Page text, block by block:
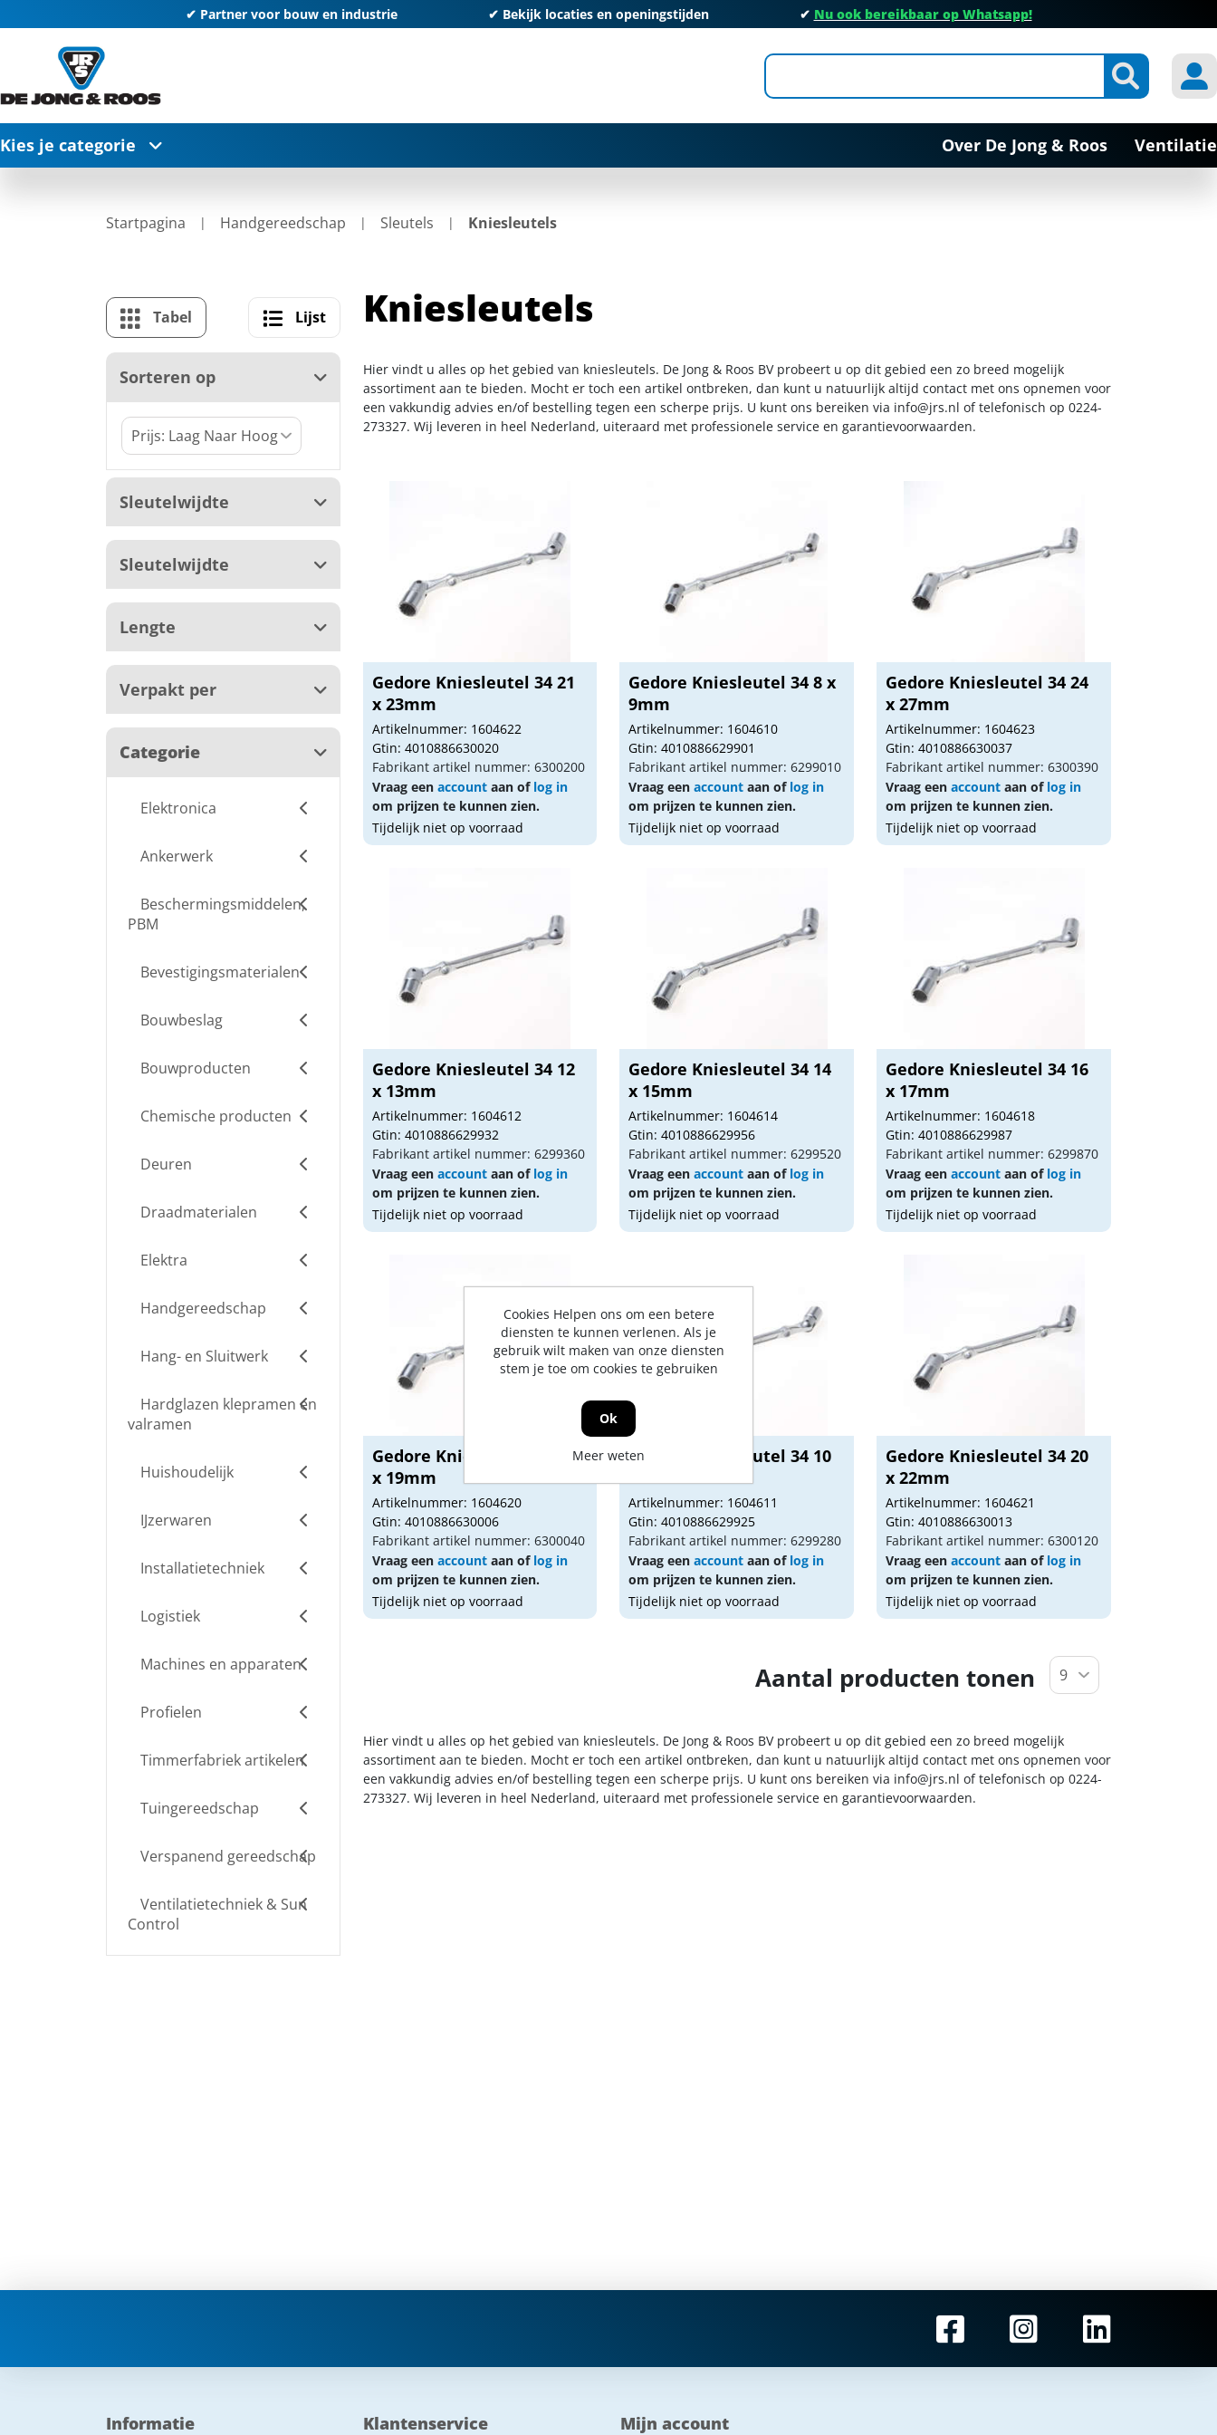
✔ Partner voor bouw en industrie ✔ Bekijk locaties en openingstijden ✔ Nu ook bereikbaar op Whatsapp!
Kies je categorie Over De Jong & Roos Ventilatie
Startpagina Handgereedschap Sleutels Kniesleutels
Tabel Lijst
Sorteren op
Sleutelwijdte
Sleutelwijdte
Lengte
Verpakt per
Categorie
Elektronica
Ankerwerk
Beschermingsmiddelen,
PBM
Bevestigingsmaterialen
Bouwbeslag
Bouwproducten
Chemische producten
Deuren
Draadmaterialen
Elektra
Handgereedschap
Hang- en Sluitwerk
Hardglazen klepramen en
valramen
Huishoudelijk
IJzerwaren
Installatietechniek
Logistiek
Machines en apparaten
Profielen
Timmerfabriek artikelen
Tuingereedschap
Verspanend gereedschap
Ventilatietechniek & Sun
Control
Kniesleutels
Hier vindt u alles op het gebied van kniesleutels. De Jong & Roos BV probeert u op dit gebied een zo breed mogelijk
assortiment aan te bieden. Mocht er toch een artikel ontbreken, dan kunt u natuurlijk altijd contact met ons opnemen voor
een vakkundig advies en/of bestelling tegen een scherpe prijs. U kunt ons bereiken via info@jrs.nl of telefonisch op 0224-
273327. Wij leveren in heel Nederland, uiteraard met professionele service en garantievoorwaarden.
Gedore Kniesleutel 34 21
x 23mm
Artikelnummer: 1604622
Gtin: 4010886630020
Fabrikant artikel nummer: 6300200
Vraag een accountaan of log in
om prijzen te kunnen zien.
Tijdelijk niet op voorraad
Gedore Kniesleutel 34 8 x
9mm
Artikelnummer: 1604610
Gtin: 4010886629901
Fabrikant artikel nummer: 6299010
Vraag eenaccount aan of log in
om prijzen te kunnen zien.
Tijdelijk niet op voorraad
Gedore Kniesleutel 34 24
x 27mm
Artikelnummer: 1604623
Gtin: 4010886630037
Fabrikant artikel nummer: 6300390
Vraag eenaccount aan of log in
om prijzen te kunnen zien.
Tijdelijk niet op voorraad
Gedore Kniesleutel 34 12
x 13mm
Artikelnummer: 1604612
Gtin: 4010886629932
Fabrikant artikel nummer: 6299360
Vraag een accountaan of log in
om prijzen te kunnen zien.
Tijdelijk niet op voorraad
Gedore Kniesleutel 34 14
x 15mm
Artikelnummer: 1604614
Gtin: 4010886629956
Fabrikant artikel nummer: 6299520
Vraag eenaccount aan of log in
om prijzen te kunnen zien.
Tijdelijk niet op voorraad
Gedore Kniesleutel 34 16
x 17mm
Artikelnummer: 1604618
Gtin: 4010886629987
Fabrikant artikel nummer: 6299870
Vraag eenaccount aan of log in
om prijzen te kunnen zien.
Tijdelijk niet op voorraad
Gedore Kniesleutel 34 18
x 19mm
Artikelnummer: 1604620
Gtin: 4010886630006
Fabrikant artikel nummer: 6300040
Vraag een accountaan of log in
om prijzen te kunnen zien.
Tijdelijk niet op voorraad
Gedore Kniesleutel 34 10
x 11mm
Artikelnummer: 1604611
Gtin: 4010886629925
Fabrikant artikel nummer: 6299280
Vraag eenaccount aan of log in
om prijzen te kunnen zien.
Tijdelijk niet op voorraad
Gedore Kniesleutel 34 20
x 22mm
Artikelnummer: 1604621
Gtin: 4010886630013
Fabrikant artikel nummer: 6300120
Vraag eenaccount aan of log in
om prijzen te kunnen zien.
Tijdelijk niet op voorraad
Aantal producten tonen
Hier vindt u alles op het gebied van kniesleutels. De Jong & Roos BV probeert u op dit gebied een zo breed mogelijk
assortiment aan te bieden. Mocht er toch een artikel ontbreken, dan kunt u natuurlijk altijd contact met ons opnemen voor
een vakkundig advies en/of bestelling tegen een scherpe prijs. U kunt ons bereiken via info@jrs.nl of telefonisch op 0224-
273327. Wij leveren in heel Nederland, uiteraard met professionele service en garantievoorwaarden.
Informatie Klantenservice Mijn account
Cookies Helpen ons om een betere
diensten te kunnen verlenen. Als je
gebruik wilt maken van onze diensten
stem je toe om cookies te gebruiken
Ok
Meer weten